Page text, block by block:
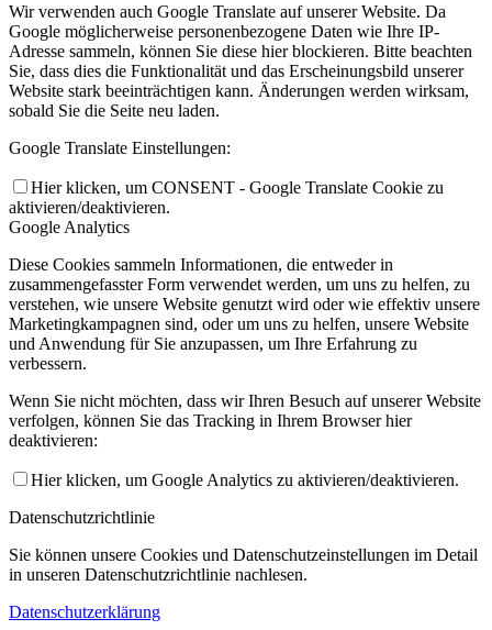
Wir verwenden auch Google Translate auf unserer Website. Da
Google möglicherweise personenbezogene Daten wie Ihre IP-
Adresse sammeln, können Sie diese hier blockieren. Bitte beachten
Sie, dass dies die Funktionalität und das Erscheinungsbild unserer
Website stark beeinträchtigen kann. Änderungen werden wirksam,
sobald Sie die Seite neu laden.
Google Translate Einstellungen:
Hier klicken, um CONSENT - Google Translate Cookie zu
aktivieren/deaktivieren.
Google Analytics
Diese Cookies sammeln Informationen, die entweder in
zusammengefasster Form verwendet werden, um uns zu helfen, zu
verstehen, wie unsere Website genutzt wird oder wie effektiv unsere
Marketingkampagnen sind, oder um uns zu helfen, unsere Website
und Anwendung für Sie anzupassen, um Ihre Erfahrung zu
verbessern.
Wenn Sie nicht möchten, dass wir Ihren Besuch auf unserer Website
verfolgen, können Sie das Tracking in Ihrem Browser hier
deaktivieren:
Hier klicken, um Google Analytics zu aktivieren/deaktivieren.
Datenschutzrichtlinie
Sie können unsere Cookies und Datenschutzeinstellungen im Detail
in unseren Datenschutzrichtlinie nachlesen.
Datenschutzerklärung